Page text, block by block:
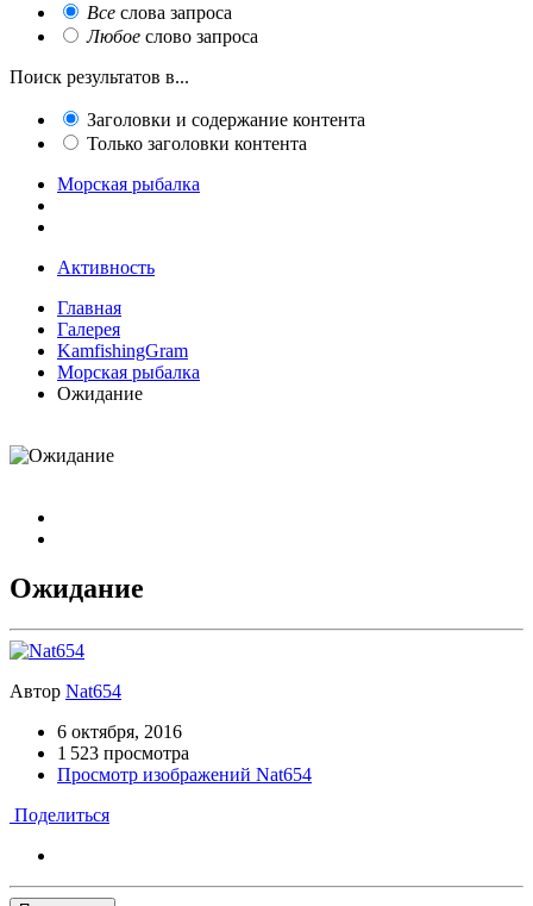
Все слова запроса
Любое слово запроса
Поиск результатов в...
Заголовки и содержание контента
Только заголовки контента
Морская рыбалка
Активность
Главная
Галерея
KamfishingGram
Морская рыбалка
Ожидание
Ожидание
Автор Nat654
6 октября, 2016
1 523 просмотра
Просмотр изображений Nat654
Поделиться